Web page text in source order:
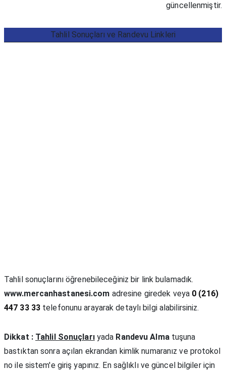
güncellenmiştir.
Tahlil Sonuçları ve Randevu Linkleri
Tahlil sonuçlarını öğrenebileceğiniz bir link bulamadık.
www.mercanhastanesi.com adresine giredek veya 0 (216)
447 33 33 telefonunu arayarak detaylı bilgi alabilirsiniz.
Dikkat : Tahlil Sonuçlarıyada Randevu Almatuşuna
bastıktan sonra açılan ekrandan kimlik numaranız ve protokol
no ile sistem'e giriş yapınız. En sağlıklı ve güncel bilgiler için